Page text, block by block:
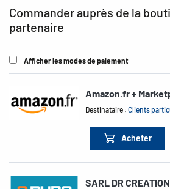
Commander auprès de la
partenaire
Afficher les modes de paiement
Amazon.fr +
Destinataire :Clients
Acheter
SARL DR CREATION